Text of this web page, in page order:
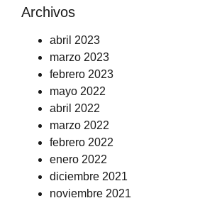
Archivos
abril 2023
marzo 2023
febrero 2023
mayo 2022
abril 2022
marzo 2022
febrero 2022
enero 2022
diciembre 2021
noviembre 2021